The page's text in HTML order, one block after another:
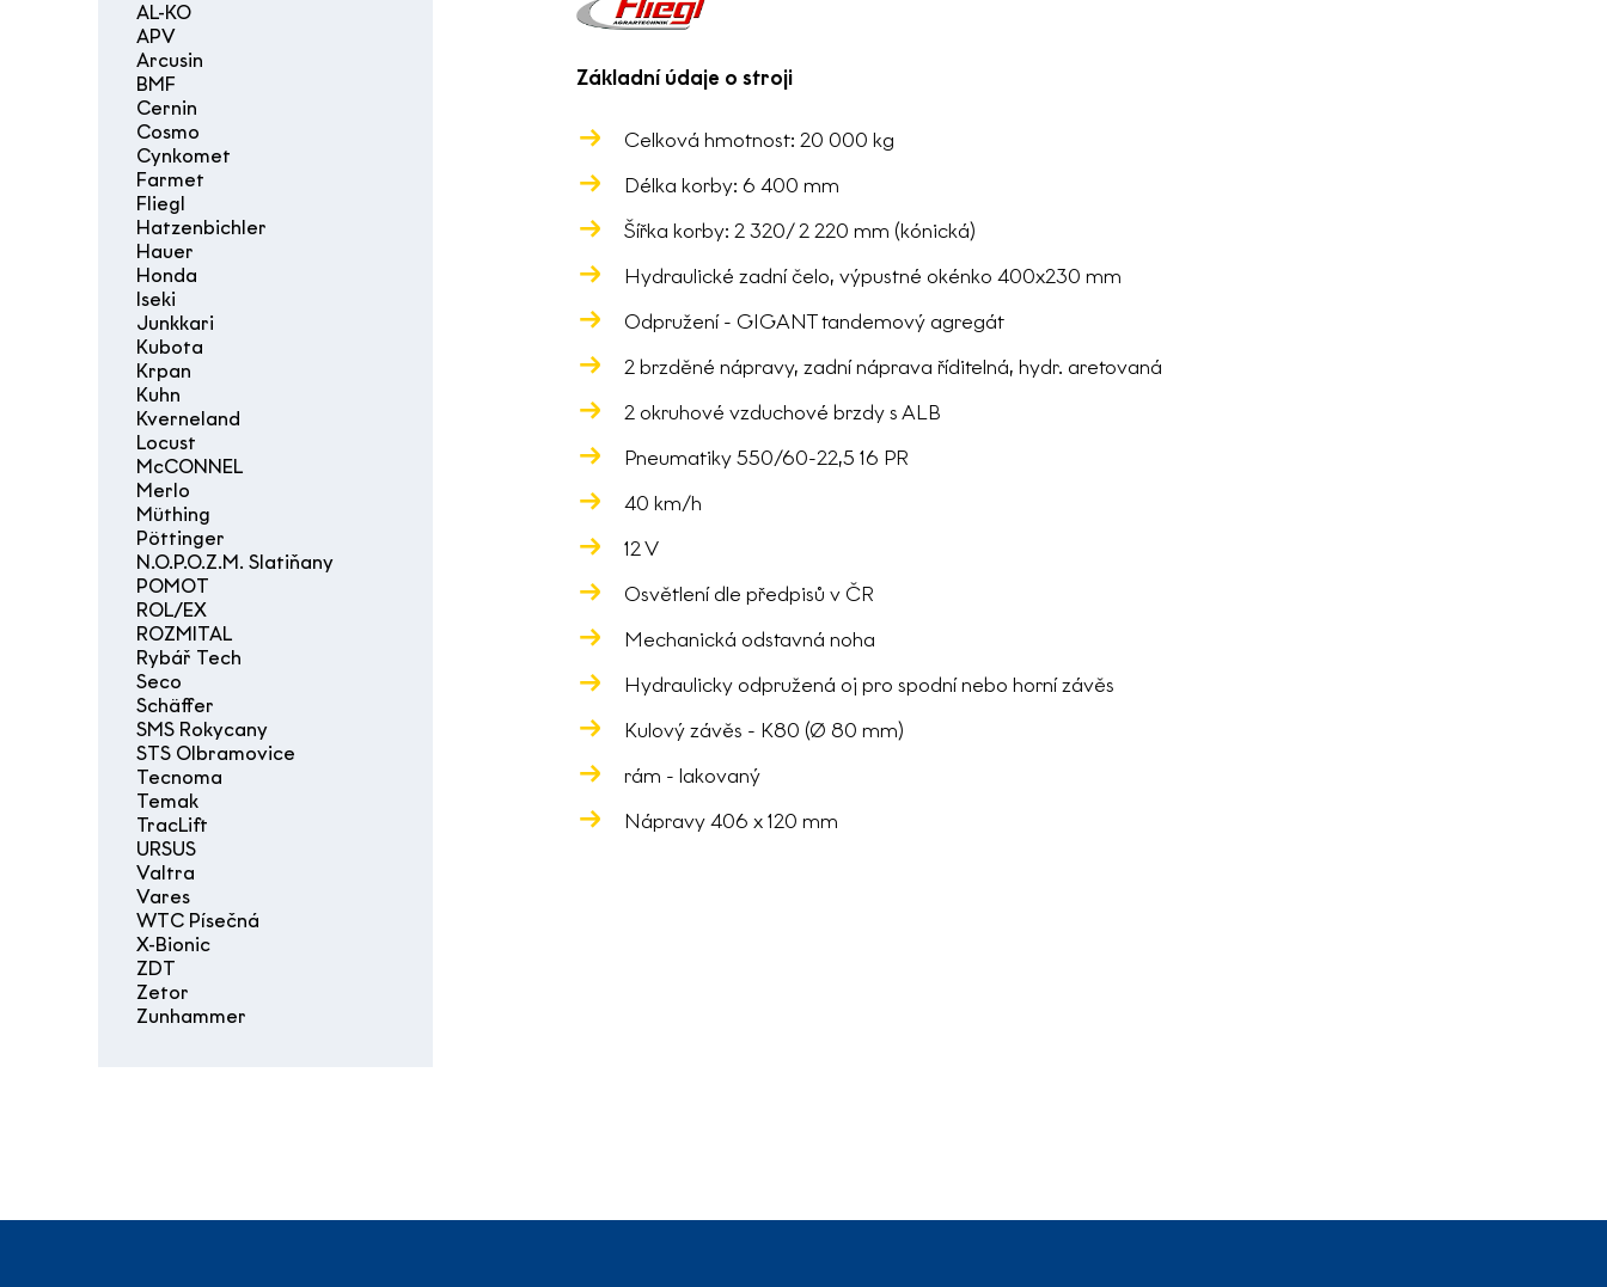
AL-KO
APV
Arcusin
BMF
Cernin
Cosmo
Cynkomet
Farmet
Fliegl
Hatzenbichler
Hauer
Honda
Iseki
Junkkari
Kubota
Krpan
Kuhn
Kverneland
Locust
McCONNEL
Merlo
Müthing
Pöttinger
N.O.P.O.Z.M. Slatiňany
POMOT
ROL/EX
ROZMITAL
Rybář Tech
Seco
Schäffer
SMS Rokycany
STS Olbramovice
Tecnoma
Temak
TracLift
URSUS
Valtra
Vares
WTC Písečná
X-Bionic
ZDT
Zetor
Zunhammer
Základní údaje o stroji
Celková hmotnost: 20 000 kg
Délka korby: 6 400 mm
Šířka korby: 2 320/ 2 220 mm (kónická)
Hydraulické zadní čelo, výpustné okénko 400x230 mm
Odpružení - GIGANT tandemový agregát
2 brzděné nápravy, zadní náprava říditelná, hydr. aretovaná
2 okruhové vzduchové brzdy s ALB
Pneumatiky 550/60-22,5 16 PR
40 km/h
12 V
Osvětlení dle předpisů v ČR
Mechanická odstavná noha
Hydraulicky odpružená oj pro spodní nebo horní závěs
Kulový závěs - K80 (Ø 80 mm)
rám - lakovaný
Nápravy 406 x 120 mm